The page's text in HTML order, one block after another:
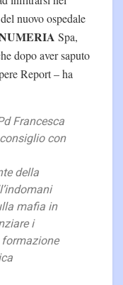
nuovo ospedale
Spa,
dopo aver saputo
Report – ha
Francesca
con
della
mafia in
i